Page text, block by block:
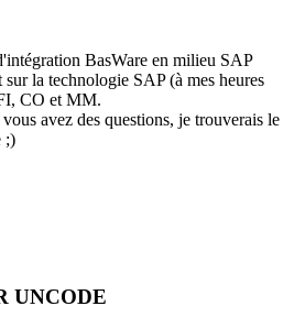
BasWare en milieu SAP
la technologie SAP (à mes heures
CO et MM.
avez des questions, je trouverais le
;)
UNCODE